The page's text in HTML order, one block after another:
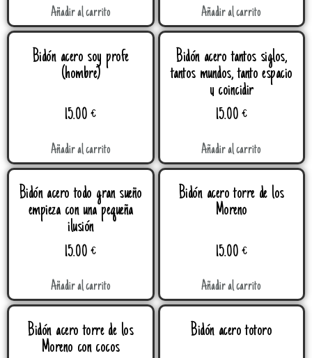
Añadir al carrito Añadir al carrito
Bidón acero soy profe
(hombre)
15.00€
Añadir al carrito
Bidón acero tantos siglos,
tantos mundos, tanto espacio
y coincidir
15.00 €
Añadir al carrito
Bidón acero todo gran sueño
empieza con una pequeña
ilusión
15.00€
Añadir al carrito
Bidón acero torre de los
Moreno
15.00 €
Añadir al carrito
Bidón acero torre de los
Moreno con cocos
Bidón acero totoro